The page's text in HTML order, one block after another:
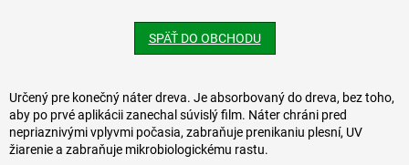
SPÄŤ DO OBCHODU
Určený pre konečný náter dreva. Je absorbovaný do dreva, bez toho,
aby po prvé aplikácii zanechal súvislý film. Náter chráni pred
nepriaznivými vplyvmi počasia, zabraňuje prenikaniu plesní, UV
žiarenie a zabraňuje mikrobiologickému rastu.